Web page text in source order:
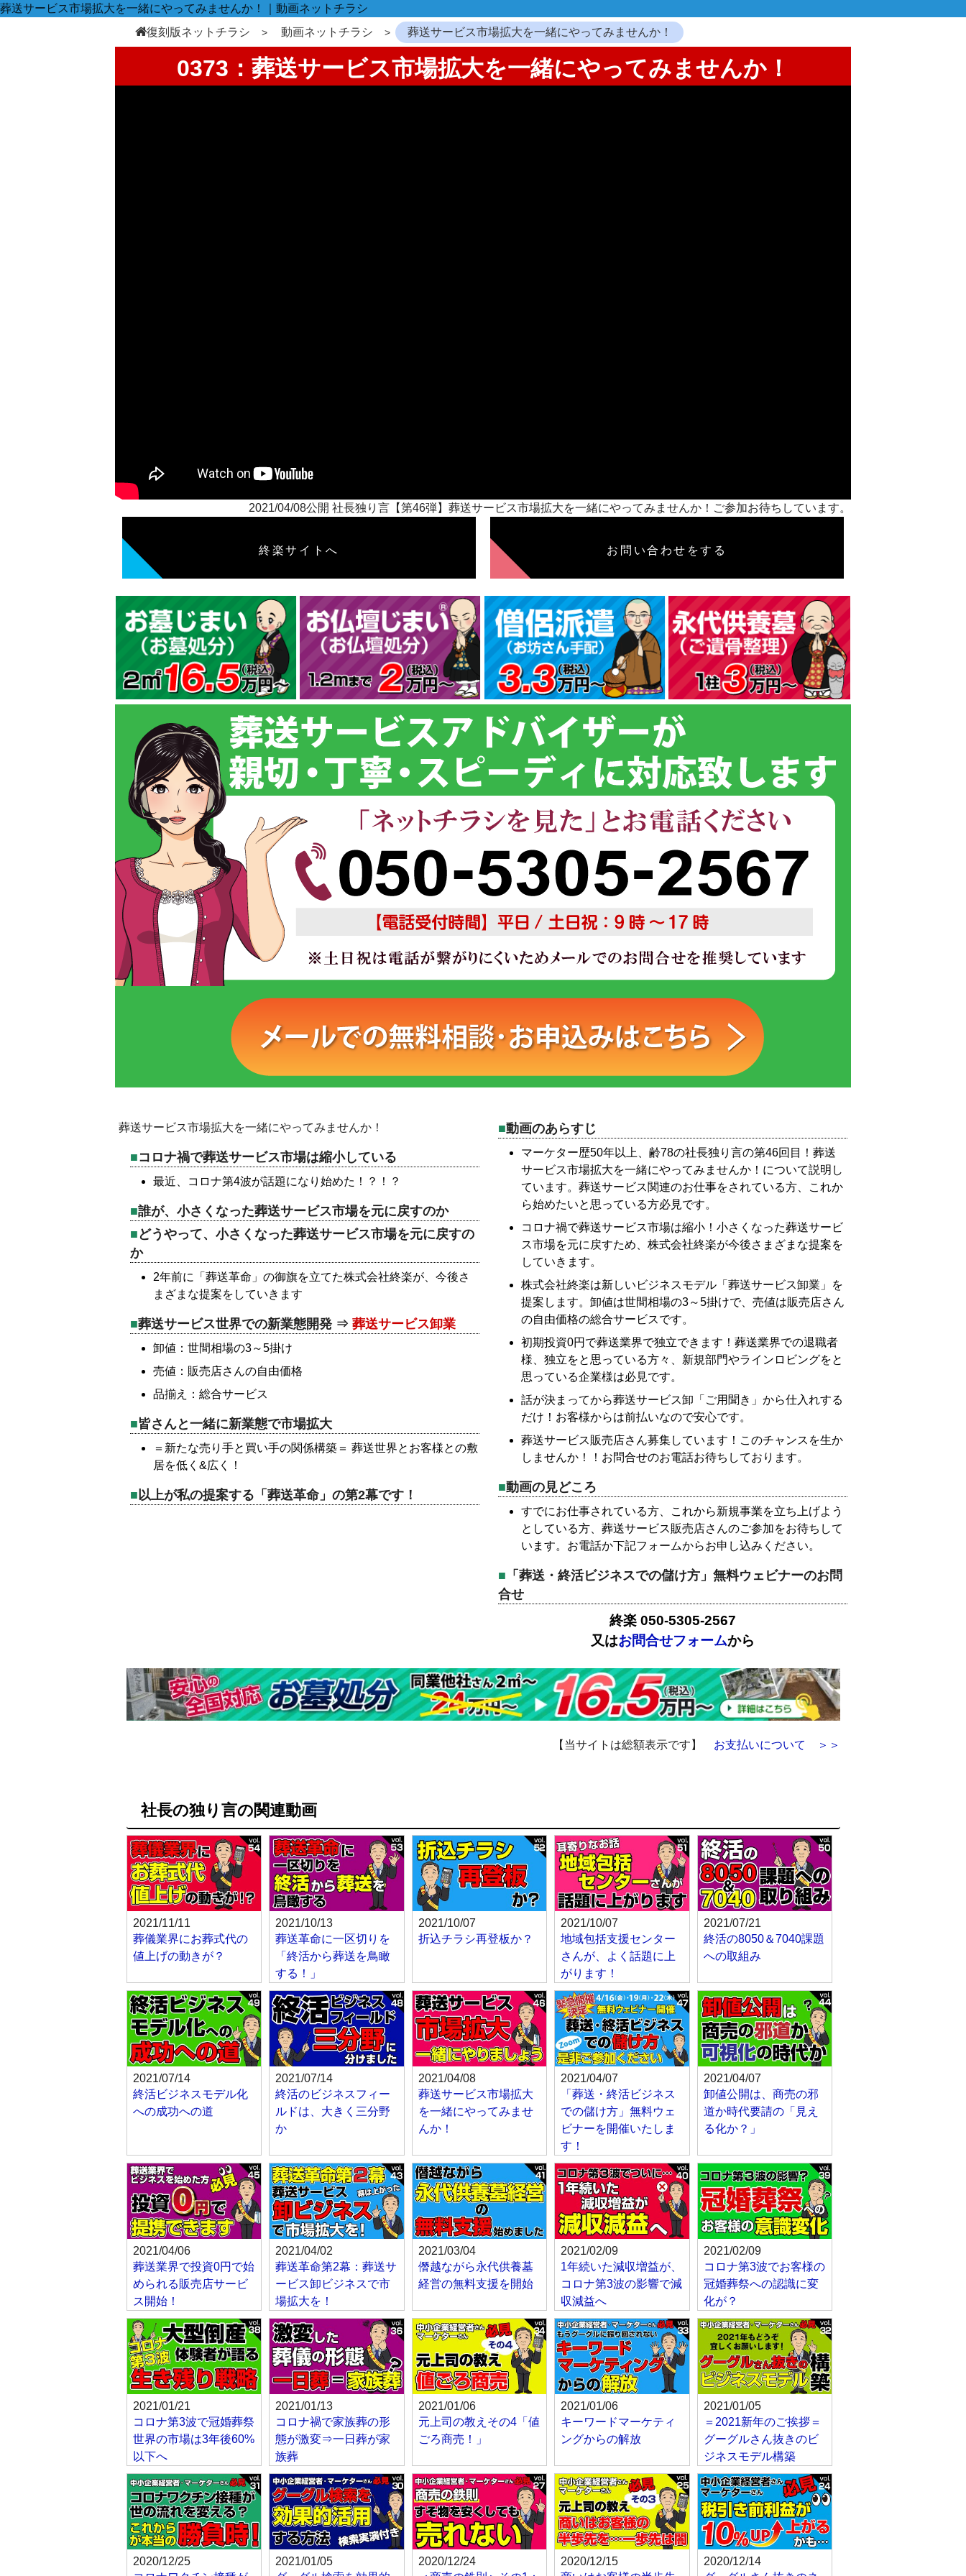
葬送サービス市場拡大を一緒にやってみませんか！｜動画ネットチラシ
復刻版ネットチラシ
動画ネットチラシ 葬送サービス市場拡大を一緒にやってみませんか！
0373：葬送サービス市場拡大を一緒にやってみませんか！
2021/04/08公開 社長独り言【第46弾】葬送サービス市場拡大を一緒にやってみませんか！ご参加お待ちしています。
終楽サイトへ お問い合わせをする
葬送サービス市場拡大を一緒にやってみませんか！
コロナ禍で葬送サービス市場は縮小している
最近、コロナ第4波が話題になり始めた！？！？
誰が、小さくなった葬送サービス市場を元に戻すのか
どうやって、小さくなった葬送サービス市場を元に戻すの
か
2年前に「葬送革命」の御旗を立てた株式会社終楽が、今後さ
まざまな提案をしていきます
葬送サービス世界での新業態開発 ⇒葬送サービス卸業
卸値：世間相場の3～5掛け
売値：販売店さんの自由価格
品揃え：総合サービス
皆さんと一緒に新業態で市場拡大
＝新たな売り手と買い手の関係構築＝ 葬送世界とお客様との敷
居を低く&広く！
以上が私の提案する「葬送革命」の第2幕です！
動画のあらすじ
マーケター歴50年以上、齢78の社長独り言の第46回目！葬送
サービス市場拡大を一緒にやってみませんか！について説明し
ています。葬送サービス関連のお仕事をされている方、これか
ら始めたいと思っている方必見です。
コロナ禍で葬送サービス市場は縮小！小さくなった葬送サービ
ス市場を元に戻すため、株式会社終楽が今後さまざまな提案を
していきます。
株式会社終楽は新しいビジネスモデル「葬送サービス卸業」を
提案します。卸値は世間相場の3～5掛けで、売値は販売店さん
の自由価格の総合サービスです。
初期投資0円で葬送業界で独立できます！葬送業界での退職者
様、独立をと思っている方々、新規部門やラインロビングをと
思っている企業様は必見です。
話が決まってから葬送サービス卸「ご用聞き」から仕入れする
だけ！お客様からは前払いなので安心です。
葬送サービス販売店さん募集しています！このチャンスを生か
しませんか！！お問合せのお電話お待ちしております。
動画の見どころ
すでにお仕事されている方、これから新規事業を立ち上げよう
としている方、葬送サービス販売店さんのご参加をお待ちして
います。お電話か下記フォームからお申し込みください。
「葬送・終活ビジネスでの儲け方」無料ウェビナーのお問
合せ
終楽 050-5305-2567
又はお問合せフォームから
【当サイトは総額表示です】 お支払いについて ＞＞
社長の独り言の関連動画
2021/11/11
葬儀業界にお葬式代の
値上げの動きが？
2021/10/13
葬送革命に一区切りを
「終活から葬送を鳥瞰
する！」
2021/10/07
折込チラシ再登板か？
2021/10/07
地域包括支援センター
さんが、よく話題に上
がります！
2021/07/21
終活の8050＆7040課題
への取組み
2021/07/14
終活ビジネスモデル化
への成功への道
2021/07/14
終活のビジネスフィー
ルドは、大きく三分野
か
2021/04/08
葬送サービス市場拡大
を一緒にやってみませ
んか！
2021/04/07
「葬送・終活ビジネス
での儲け方」無料ウェ
ビナーを開催いたしま
す！
2021/04/07
卸値公開は、商売の邪
道か時代要請の「見え
る化か？」
2021/04/06
葬送業界で投資0円で始
められる販売店サービ
ス開始！
2021/04/02
葬送革命第2幕：葬送サ
ービス卸ビジネスで市
場拡大を！
2021/03/04
僭越ながら永代供養墓
経営の無料支援を開始
2021/02/09
1年続いた減収増益が、
コロナ第3波の影響で減
収減益へ
2021/02/09
コロナ第3波でお客様の
冠婚葬祭への認識に変
化が？
2021/01/21
コロナ第3波で冠婚葬祭
世界の市場は3年後60%
以下へ
2021/01/13
コロナ禍で家族葬の形
態が激変⇒一日葬が家
族葬
2021/01/06
元上司の教えその4「値
ごろ商売！」
2021/01/06
キーワードマーケティ
ングからの解放
2021/01/05
＝2021新年のご挨拶＝
グーグルさん抜きのビ
ジネスモデル構築
2020/12/25
2021/01/05
2020/12/24
2020/12/15
2020/12/14